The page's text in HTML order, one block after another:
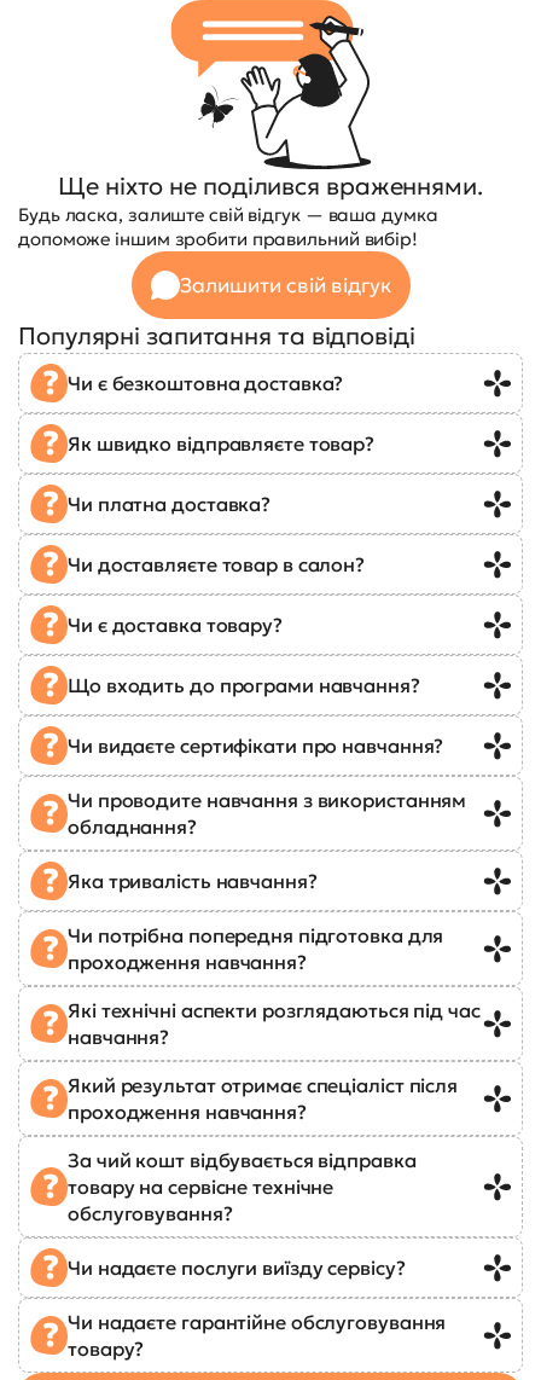
Ще ніхто не поділився враженнями.
Будь ласка, залиште свій відгук — ваша думка
допоможе іншим зробити правильний вибір!
Залишити свій відгук
Популярні запитання та відповіді
Чи є безкоштовна доставка?
Як швидко відправляєте товар?
Чи платна доставка?
Чи доставляєте товар в салон?
Чи є доставка товару?
Що входить до програми навчання?
Чи видаєте сертифікати про навчання?
Чи проводите навчання з використанням
обладнання?
Яка тривалість навчання?
Чи потрібна попередня підготовка для
проходження навчання?
Які технічні аспекти розглядаються під час
навчання?
Який результат отримає спеціаліст після
проходження навчання?
За чий кошт відбувається відправка
товару на сервісне технічне
обслуговування?
Чи надаєте послуги виїзду сервісу?
Чи надаєте гарантійне обслуговування
товару?